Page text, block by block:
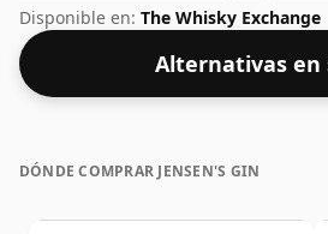
Disponible en: The Whisky Exchange
Alternativas en
DÓNDE COMPRAR JENSEN'S GIN